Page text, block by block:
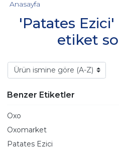
'Patates
etiket
Anasayfa
Benzer Etiketler
Oxo
Oxomarket
Patates Ezici